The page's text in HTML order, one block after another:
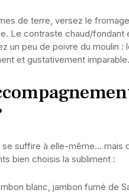
de terre, versez le
Le contraste chaud/fondant
un peu de poivre du moulin :
et gustativement imparable.
se suffire à elle-même… mais
bien choisis la subliment :
blanc, jambon fumé de